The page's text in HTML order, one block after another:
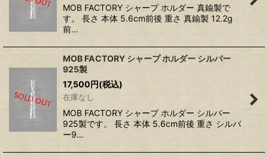
MOB FACTORY シャープ ホルダー 真鍮製で
す。 長さ 本体 5.6cm前後 重さ 真鍮製 12.2g
前…
MOB FACTORY シャープ ホルダー シルバー
925製
17,500円(税込)
在庫なし
MOB FACTORY シャープ ホルダー シルバー
925製です。 長さ 本体 5.6cm前後 重さ シルバ
ー9…